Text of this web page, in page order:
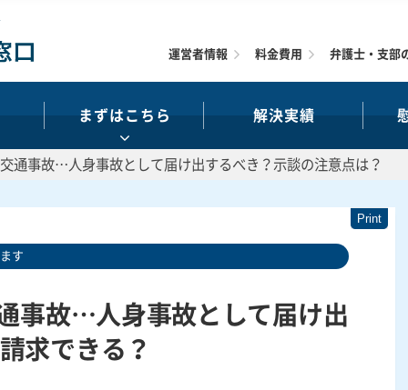
まずはこちら 解決実績
運営者情報 料金費用 弁護士・支部
通事故…人身事故として届け出するべき？示談の注意点は？
す
事故…人身事故として届け出
求できる？